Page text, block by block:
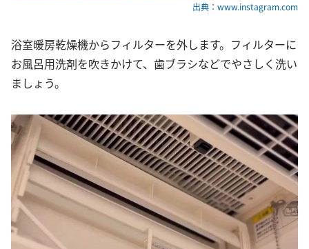
出典：www.instagram.com
浴室暖房乾燥機からフィルターを外します。フィルターに
お風呂用洗剤を吹きかけて、歯ブラシなどでやさしく洗い
ましょう。